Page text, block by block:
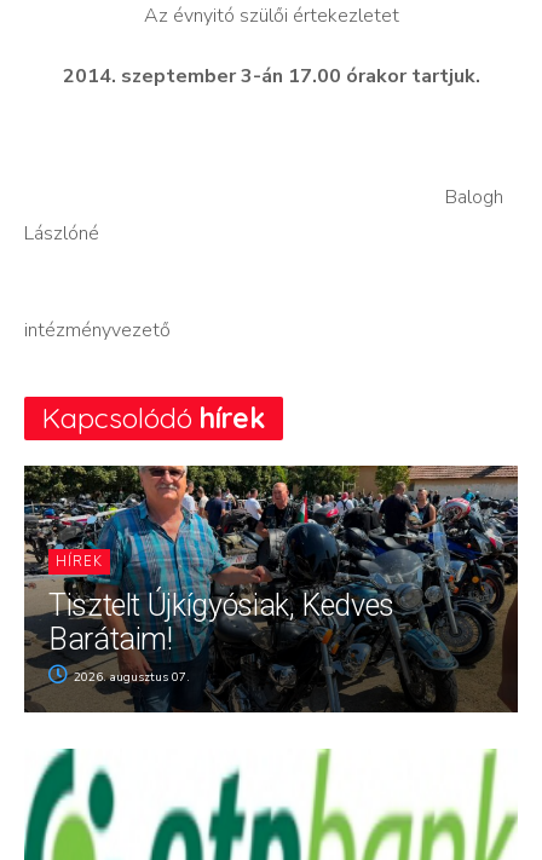
Az évnyitó szülői értekezletet
2014. szeptember 3-án 17.00 órakor tartjuk.
Balogh
Lászlóné
intézményvezető
Kapcsolódó hírek
HÍREK
Tisztelt Újkígyósiak, Kedves
Barátaim!
2026. augusztus 07.